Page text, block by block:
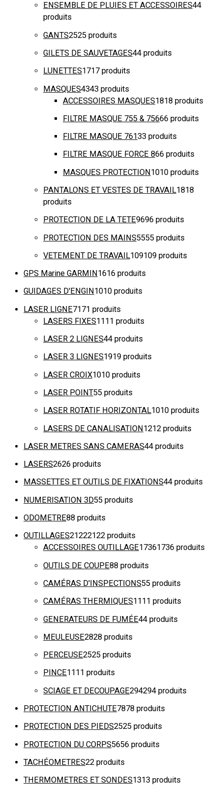
ENSEMBLE DE PLUIES ET ACCESSOIRES44
produits
GANTS2525 produits
GILETS DE SAUVETAGES44 produits
LUNETTES1717 produits
MASQUES4343 produits
ACCESSOIRES MASQUES1818 produits
FILTRE MASQUE 755 & 75666 produits
FILTRE MASQUE 76133 produits
FILTRE MASQUE FORCE 866 produits
MASQUES PROTECTION1010 produits
PANTALONS ET VESTES DE TRAVAIL1818
produits
PROTECTION DE LA TETE9696 produits
PROTECTION DES MAINS5555 produits
VETEMENT DE TRAVAIL109109 produits
GPS Marine GARMIN 1616 produits
GUIDAGES D'ENGIN 1010 produits
LASER LIGNE7171 produits
LASERS FIXES1111 produits
LASER 2 LIGNES44 produits
LASER 3 LIGNES1919 produits
LASER CROIX1010 produits
LASER POINT55 produits
LASER ROTATIF HORIZONTAL1010 produits
LASERS DE CANALISATION1212 produits
LASER METRES SANS CAMERAS44 produits
LASERS2626 produits
MASSETTES ET OUTILS DE FIXATIONS44 produits
NUMERISATION 3D55 produits
ODOMETRE88 produits
OUTILLAGES21222122 produits
ACCESSOIRES OUTILLAGE17361736 produits
OUTILS DE COUPE88 produits
CAMÉRAS D'INSPECTIONS55 produits
CAMÉRAS THERMIQUES11 11 produits
GENERATEURS DE FUMÉE44 produits
MEULEUSE2828 produits
PERCEUSE2525 produits
PINCE11 11 produits
SCIAGE ET DECOUPAGE294294 produits
PROTECTION ANTICHUTE7878 produits
PROTECTION DES PIEDS2525 produits
PROTECTION DU CORPS5656 produits
TACHÉOMETRES22 produits
THERMOMETRES ET SONDES1313 produits